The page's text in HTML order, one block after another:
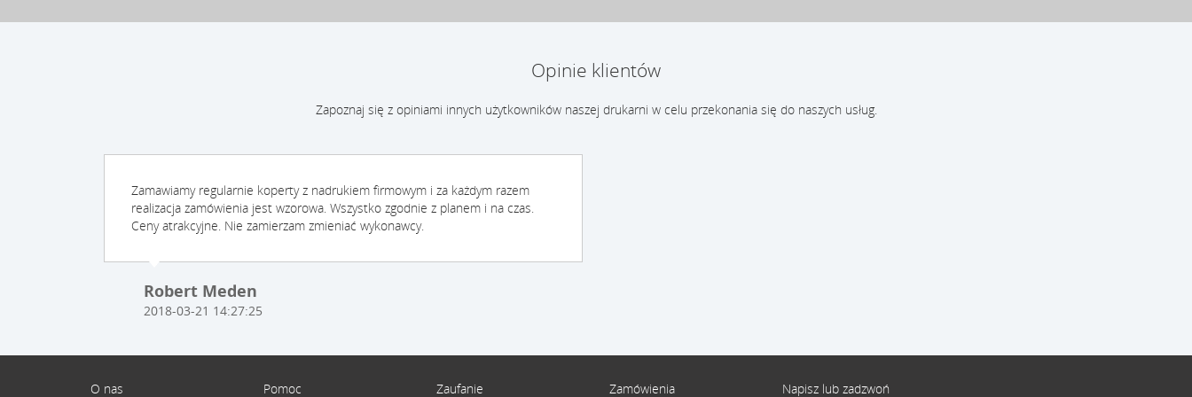
Opinie klientów
Zapoznaj się z opiniami innych użytkowników naszej drukarni w celu przekonania się do naszych usług.
Zamawiamy regularnie koperty z nadrukiem firmowym i za każdym razem
realizacja zamówienia jest wzorowa. Wszystko zgodnie z planem i na czas.
Ceny atrakcyjne. Nie zamierzam zmieniać wykonawcy.
Robert Meden
2018-03-21 14:27:25
O nas Pomoc Zaufanie Zamówienia Napisz lub zadzwoń